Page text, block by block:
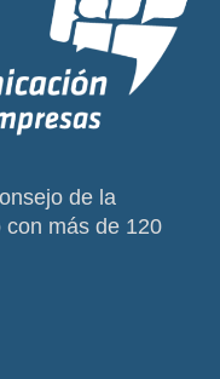
de la
con más de 120